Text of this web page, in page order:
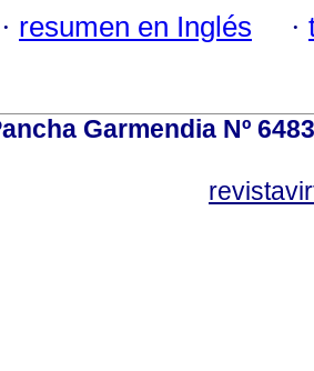
· resumen en Inglés ·
Garmendia Nº